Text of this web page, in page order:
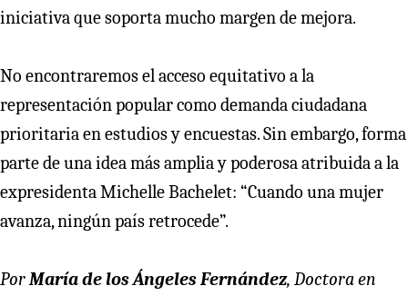
iniciativa que soporta mucho margen de mejora.
No encontraremos el acceso equitativo a la
representación popular como demanda ciudadana
prioritaria en estudios y encuestas. Sin embargo, forma
parte de una idea más amplia y poderosa atribuida a la
expresidenta Michelle Bachelet: “Cuando una mujer
avanza, ningún país retrocede”.
PorMaría de los Ángeles Fernández, Doctora en